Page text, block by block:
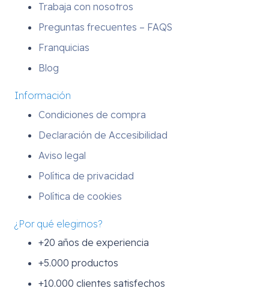
Trabaja con nosotros
Preguntas frecuentes – FAQS
Franquicias
Blog
Información
Condiciones de compra
Declaración de Accesibilidad
Aviso legal
Política de privacidad
Política de cookies
¿Por qué elegirnos?
+20 años de experiencia
+5.000 productos
+10.000 clientes satisfechos